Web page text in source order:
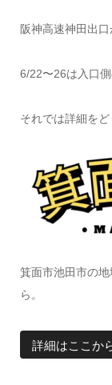
阪神高速神田出
6/22〜26は入口
それでは詳細をど
箕面市池田市の地
ら。
詳細はここか